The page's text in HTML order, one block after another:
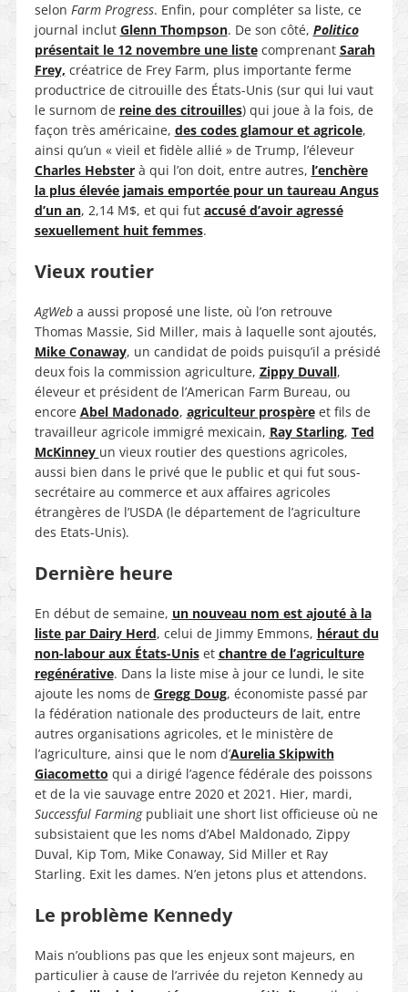
selon Farm Progress. Enfin, pour compléter sa liste, ce
journal inclut Glenn Thompson. De son côté, Politico
présentait le 12 novembre une listecomprenant Sarah
Frey, créatrice de Frey Farm, plus importante ferme
productrice de citrouille des États-Unis (sur qui lui vaut
le surnom de reine des citrouilles) qui joue à la fois, de
façon très américaine, des codes glamour et agricole,
ainsi qu’un « vieil et fidèle allié » de Trump, l’éleveur
Charles Hebsterà qui l’on doit, entre autres, l’enchère
la plus élevée jamais emportée pour un taureau Angus
d’un an, 2,14 M$, et qui fut accusé d’avoir agressé
sexuellement huit femmes.
Vieux routier
AgWeba aussi proposé une liste, où l’on retrouve
Thomas Massie, Sid Miller, mais à laquelle sont ajoutés,
Mike Conaway, un candidat de poids puisqu’il a présidé
deux fois la commission agriculture, Zippy Duvall,
éleveur et président de l’American Farm Bureau, ou
encore Abel Madonado, agriculteur prospèreet fils de
travailleur agricole immigré mexicain, Ray Starling, Ted
McKinney un vieux routier des questions agricoles,
aussi bien dans le privé que le public et qui fut sous-
secrétaire au commerce et aux affaires agricoles
étrangères de l’USDA (le département de l’agriculture
des Etats-Unis).
Dernière heure
En début de semaine, un nouveau nom est ajouté à la
liste par Dairy Herd, celui de Jimmy Emmons, héraut du
non-labour aux États-Uniset chantre de l’agriculture
regénérative. Dans la liste mise à jour ce lundi, le site
ajoute les noms de Gregg Doug, économiste passé par
la fédération nationale des producteurs de lait, entre
autres organisations agricoles, et le ministère de
l’agriculture, ainsi que le nom d’Aurelia Skipwith
Giacometto qui a dirigé l’agence fédérale des poissons
et de la vie sauvage entre 2020 et 2021. Hier, mardi,
Successful Farmingpubliait une short list officieuse où ne
subsistaient que les noms d’Abel Maldonado, Zippy
Duval, Kip Tom, Mike Conaway, Sid Miller et Ray
Starling. Exit les dames. N’en jetons plus et attendons.
Le problème Kennedy
Mais n’oublions pas que les enjeux sont majeurs, en
particulier à cause de l’arrivée du rejeton Kennedy au